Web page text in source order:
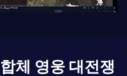
합체 영웅 대전쟁